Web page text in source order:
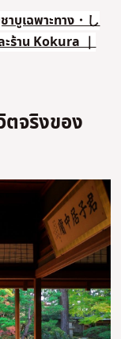
าบูเฉพาะทาง・し
ร้าน Kokura ｜
ตจริงของ